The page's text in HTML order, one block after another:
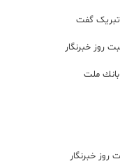
تبریک گفت
روز خبرنگار
خبرنگار